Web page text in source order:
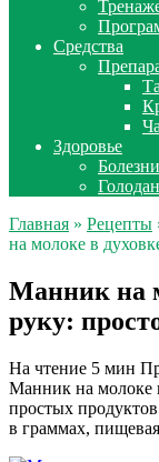
Средства
Здоровье
Болезни
Главная » Рецепты
на молоке в
Манник на
руку:
На чтение 5 мин
Манник на молоке
простых
в граммах,